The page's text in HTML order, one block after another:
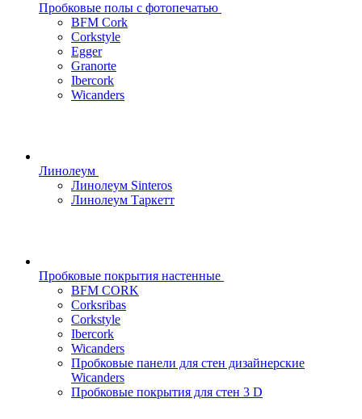
Пробковые полы с фотопечатью
BFM Cork
Corkstyle
Egger
Granorte
Ibercork
Wicanders
Линолеум
Линолеум Sinteros
Линолеум Таркетт
Пробковые покрытия настенные
BFM CORK
Corksribas
Corkstyle
Ibercork
Wicanders
Пробковые панели для стен дизайнерские
Wicanders
Пробковые покрытия для стен 3 D